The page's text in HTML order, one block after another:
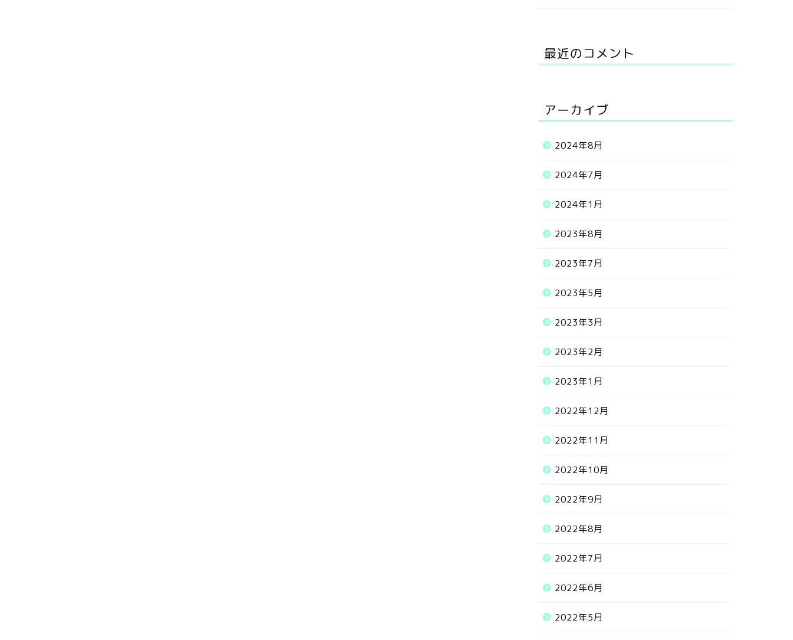
最近のコメント
アーカイブ
2024年8月
2024年7月
2024年1月
2023年8月
2023年7月
2023年5月
2023年3月
2023年2月
2023年1月
2022年12月
2022年11月
2022年10月
2022年9月
2022年8月
2022年7月
2022年6月
2022年5月